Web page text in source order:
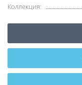
Коллекция: